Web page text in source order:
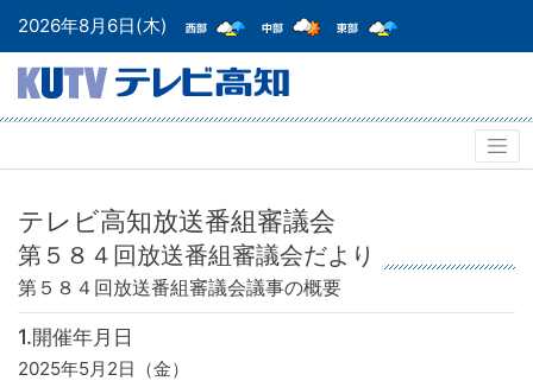
2026年8月6日(木)
テレビ高知放送番組審議会
第５８４回放送番組審議会だより
第５８４回放送番組審議会議事の概要
1.開催年月日
2025年5月2日（金）